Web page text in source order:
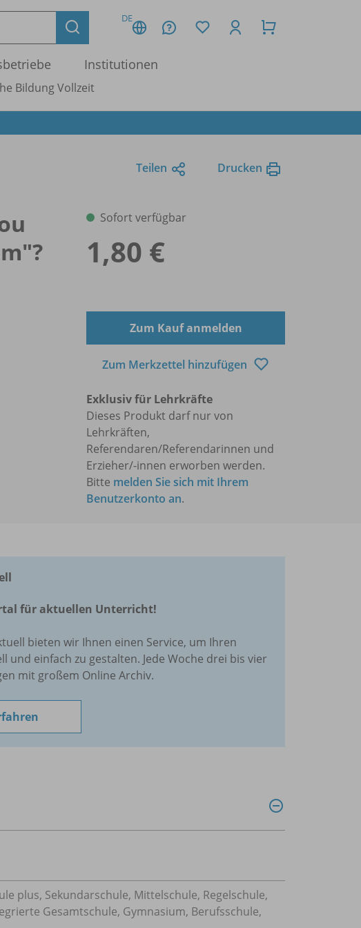
DE
Institutionen
Bildung Vollzeit
Teilen Drucken
Sofort verfügbar
1,80 €
Zum Kauf anmelden
Zum Merkzettel hinzufügen
Exklusiv für Lehrkräfte
Dieses Produkt darf nur von
Lehrkräften,
Referendaren/Referendarinnen und
Erzieher/-innen erworben werden.
Bitte melden Sie sich mit Ihrem
Benutzerkonto an.
für aktuellen Unterricht!
bieten wir Ihnen einen Service, um Ihren
und einfach zu gestalten. Jede Woche drei bis vier
mit großem Online Archiv.
plus, Sekundarschule, Mittelschule, Regelschule,
Gesamtschule, Gymnasium, Berufsschule,